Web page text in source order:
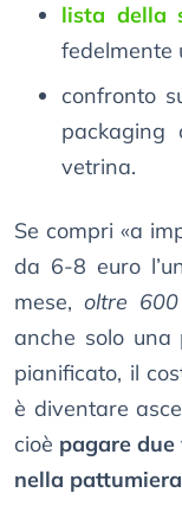
lista della
fedelmente
confronto
packaging
vetrina.
Se compri «a
da 6-8 euro
mese, oltre 600
anche solo una
pianificato, il
è diventare
cioè pagare
nella pattumiera